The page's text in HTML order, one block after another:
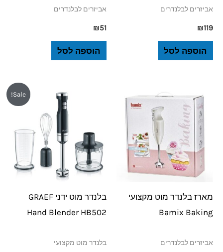
אביזרים לבלנדרים
₪119
הוספה לסל
אביזרים לבלנדרים
₪51
הוספה לסל
מארז בלנדר מוט מקצועי
Bamix Baking
אביזרים לבלנדרים
Sale!
בלנדר מוט ידני GRAEF
Hand Blender HB502
בלנדר מוט מקצועי
המקוריהנוכחי
הוא:
₪445.